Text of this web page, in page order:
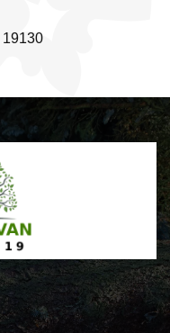
19130